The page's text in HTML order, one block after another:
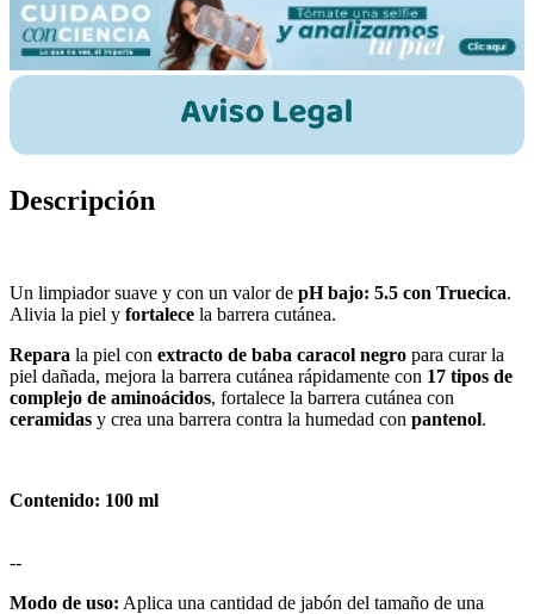
Descripción
Un limpiador suave y con un valor de pH bajo: 5.5 con Truecica.
Alivia la piel y fortalece la barrera cutánea.
Repara la piel con extracto de baba caracol negro para curar la
piel dañada, mejora la barrera cutánea rápidamente con 17 tipos de
complejo de aminoácidos, fortalece la barrera cutánea con
ceramidas y crea una barrera contra la humedad con pantenol.
Contenido: 100 ml
--
Modo de uso: Aplica una cantidad de jabón del tamaño de una